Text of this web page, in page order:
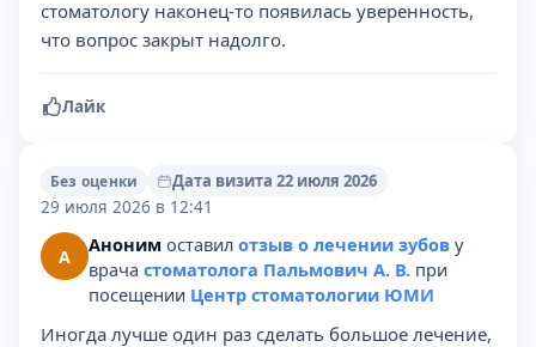
стоматологу наконец-то появилась уверенность,
что вопрос закрыт надолго.
Лайк
Без оценки
Дата визита 22 июля 2026
29 июля 2026 в 12:41
А Аноним оставил отзыв о лечении зубов у
врача стоматолога Пальмович А. В. при
посещении Центр стоматологии ЮМИ
Иногда лучше один раз сделать большое лечение,